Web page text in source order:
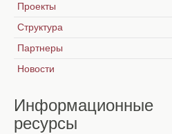
Проекты
Структура
Партнеры
Новости
Информационные
ресурсы